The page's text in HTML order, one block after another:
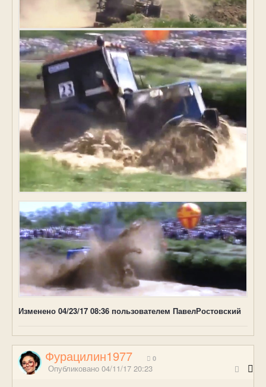
Изменено 04/23/17 08:36 пользователем ПавелРостовский
Фурацилин1977 0
Опубликовано 04/11/17 20:23